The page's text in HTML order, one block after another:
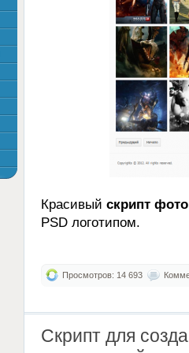
Красивый скрипт фото
PSD логотипом.
Просмотров: 14 693
Скрипт для